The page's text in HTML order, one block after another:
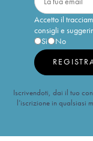
Accetto il
consigli e
Sì
No
Iscrivendoti, dai il tuo
l’iscrizione in qualsiasi